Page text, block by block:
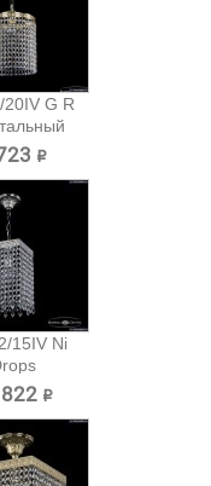
20IV G R
₽
15IV Ni
₽